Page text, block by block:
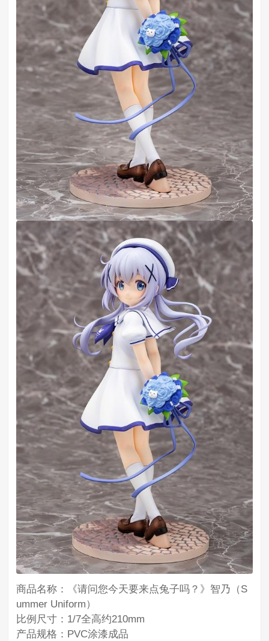
商品名称：《请问您今天要来点兔子吗？》智乃（S
ummer Uniform）
比例尺寸：1/7全高约210mm
产品规格：PVC涂漆成品